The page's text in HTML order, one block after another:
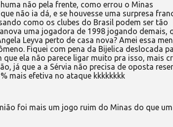
não pela frente, como errou o Minas
não ia dá, e se houvesse uma surpresa
como os clubes do Brasil podem ser tão
uma jogadora de 1998 jogando demais,
Leyva perto de casa nova? Amei essa
Fiquei com pena da Bijelica deslocada
ela não parece ligar muito pra isso, mais
já que a a Sérvia não precisa de oposta
mais efetiva no ataque kkkkkkkk
foi mais um jogo ruim do Minas do que